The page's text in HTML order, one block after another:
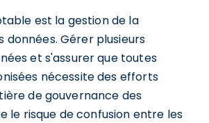
est la gestion de la
données. Gérer plusieurs
et s'assurer que toutes
nécessite des efforts
de gouvernance des
le risque de confusion entre les